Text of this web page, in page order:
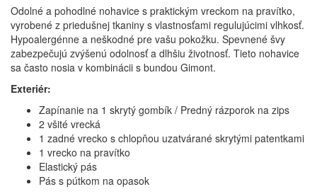
Odolné a pohodlné nohavice s praktickým vreckom na pravítko,
vyrobené z priedušnej tkaniny s vlastnosťami regulujúcimi vlhkosť.
Hypoalergénne a neškodné pre vašu pokožku. Spevnené švy
zabezpečujú zvýšenú odolnosť a dlhšiu životnosť. Tieto nohavice
sa často nosia v kombinácii s bundou Gimont.
Exteriér:
Zapínanie na 1 skrytý gombík / Predný rázporok na zips
2 všité vrecká
1 zadné vrecko s chlopňou uzatvárané skrytými patentkami
1 vrecko na pravítko
Elastický pás
Pás s pútkom na opasok